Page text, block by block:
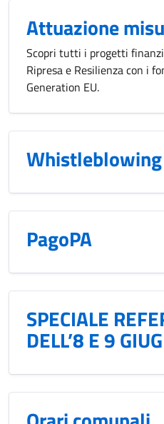
Attuazione
Scopri tutti i progetti
Ripresa e Resilienza con i
Generation EU.
Whistleblowing
PagoPA
SPECIALE
DELL’8 E 9